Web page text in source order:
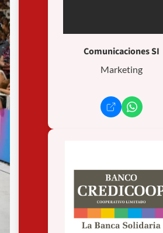
Comunicaciones SI
Marketing